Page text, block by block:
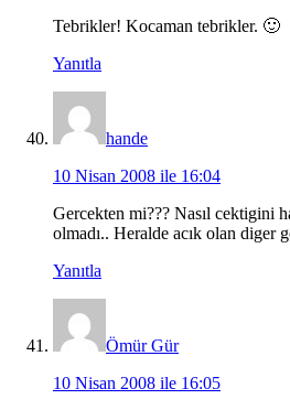
Tebrikler! Kocaman tebrikler. 🙂
Yanıtla
hande
10 Nisan 2008 ile 16:04
Gercekten mi??? Nasıl cektigini
olmadı.. Heralde acık olan diger
Yanıtla
Ömür Gür
10 Nisan 2008 ile 16:05